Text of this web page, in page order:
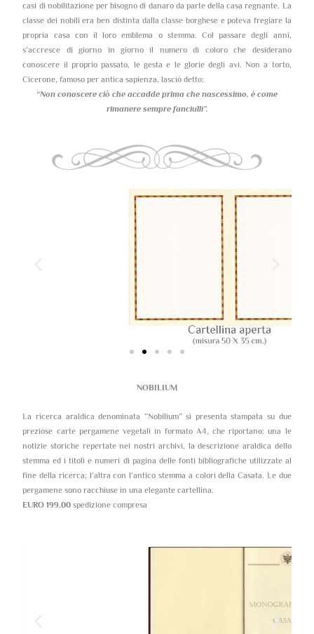
casi di nobilitazione per bisogno di danaro da parte della casa regnante. La
classe dei nobili era ben distinta dalla classe borghese e poteva fregiare la
propria casa con il loro emblema o stemma. Col passare degli anni,
s’accresce di giorno in giorno il numero di coloro che desiderano
conoscere il proprio passato, le gesta e le glorie degli avi. Non a torto,
Cicerone, famoso per antica sapienza, lasciò detto:
“Non conoscere ciò che accadde prima che nascessimo, è come
rimanere sempre fanciulli”.
NOBILIUM
La ricerca araldica denominata “Nobilium” si presenta stampata su due
preziose carte pergamene vegetali in formato A4, che riportano: una le
notizie storiche repertate nei nostri archivi, la descrizione araldica dello
stemma ed i titoli e numeri di pagina delle fonti bibliografiche utilizzate al
fine della ricerca; l’altra con l’antico stemma a colori della Casata. Le due
pergamene sono racchiuse in una elegante cartellina.
EURO 199,00 spedizione compresa